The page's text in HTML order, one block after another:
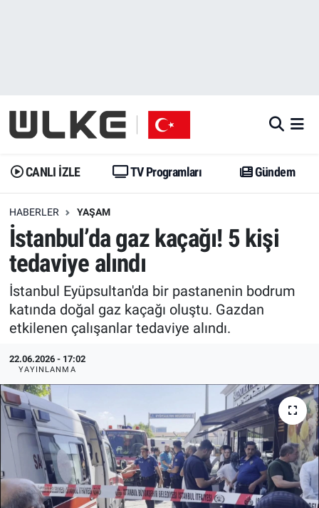
CANLI İZLE TV Programları Gündem
HABERLER YAŞAM
İstanbul’da gaz kaçağı! 5 kişi
tedaviye alındı
İstanbul Eyüpsultan'da bir pastanenin bodrum
katında doğal gaz kaçağı oluştu. Gazdan
etkilenen çalışanlar tedaviye alındı.
22.06.2026 - 17:02
YAYINLANMA
Gündem
Dünya
Erişim Bilgileri
Ekonomi
Trend
Yazarlar
Gündem
Trend
Erişim Bilgileri
Spor
Ekonomi
Medya
Özel Haberler
Kadın
Erişim Bilgileri
İstanbul Namaz Vakitleri
Trafik Durumu
Erişim Bilgileri
Tüm Manşetler
Son Dakika Haberleri